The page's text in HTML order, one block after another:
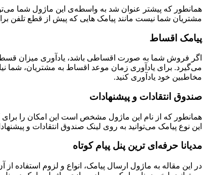
همانطور که پیشتر عنوان شد به واسطه‌ی این ماژول شما
مشتریان شما نیست مانند پیامک هایی که پیش از قطع تلفن
پیامک اقساط
اگر فروش شما به صورت اقساطی ‌باشد، یادآوری میزان
می‌گیرد. برای یادآوری زمان موعد اقساط به مشتریان، شما
مخاطبین خود یادآوری کنید.
صندوق انتقادات و پیشنهادات
همانطور که از نام این ماژول مشخص است این امکان را
این نوع پیامک می‌توانید به روی‌ لینک صندوق انتقادات و
مدیانا حرفه‌ای ترین پنل پیام کوتاه
در این مقاله به ماژول ارسال پیامک، انواع و لزوم استفاده